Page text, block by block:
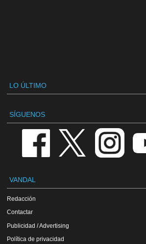
LO ÚLTIMO
SÍGUENOS
VANDAL
Redacción
Contactar
Publicidad / Advertising
Política de privacidad